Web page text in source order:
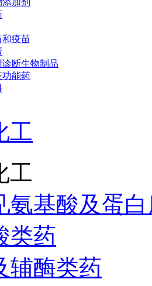
加剂
和疫苗
断生物制品
功能药
工
工
氨基酸及蛋
类药
辅酶类药